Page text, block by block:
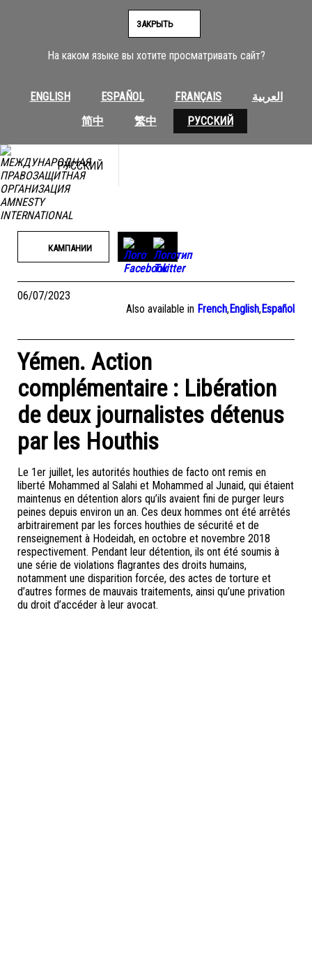
На каком языке вы хотите просматривать сайт?
ENGLISH ESPAÑOL FRANÇAIS
العربية
简中
繁中 РУССКИЙ
ЗАКРЫТЬ
РУССКИЙ
КАМПАНИИ
06/07/2023
Also available in French,English,Español
Yémen. Action
complémentaire : Libération
de deux journalistes détenus
par les Houthis
Le 1er juillet, les autorités houthies de facto ont remis en
liberté Mohammed al Salahi et Mohammed al Junaid, qui étaient
maintenus en détention alors qu’ils avaient fini de purger leurs
peines depuis environ un an. Ces deux hommes ont été arrêtés
arbitrairement par les forces houthies de sécurité et de
renseignement à Hodeidah, en octobre et novembre 2018
respectivement. Pendant leur détention, ils ont été soumis à
une série de violations flagrantes des droits humains,
notamment une disparition forcée, des actes de torture et
d’autres formes de mauvais traitements, ainsi qu’une privation
du droit d’accéder à leur avocat.